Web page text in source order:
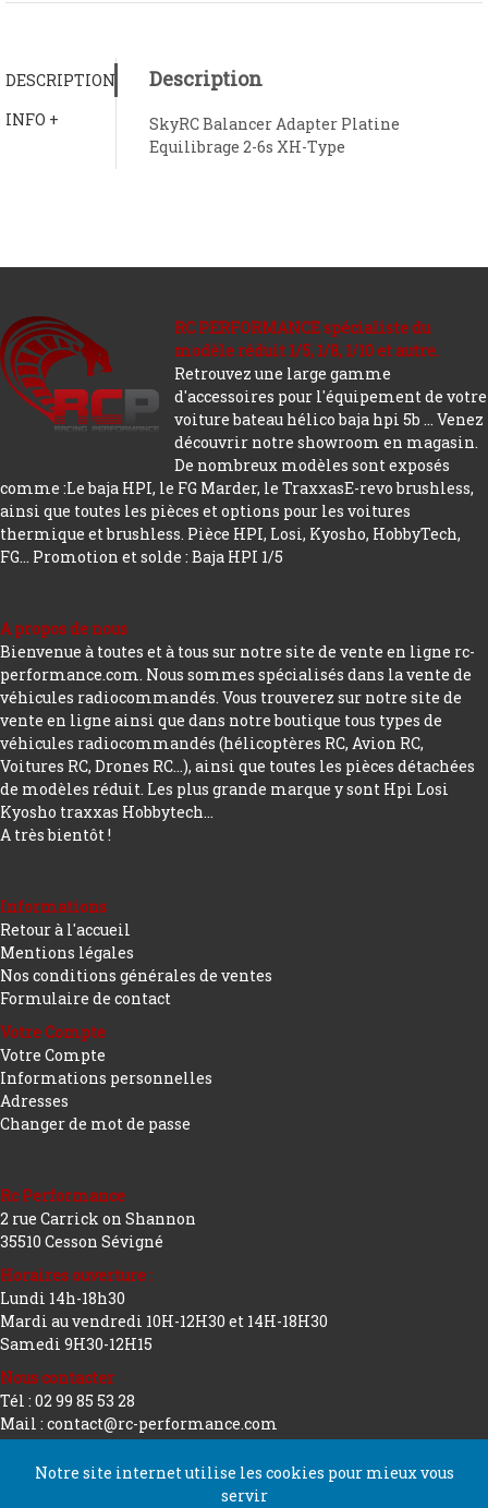
DESCRIPTION
INFO +
Description
SkyRC Balancer Adapter Platine
Equilibrage 2-6s XH-Type
RC PERFORMANCE spécialiste du
modèle réduit 1/5, 1/8, 1/10 et autre.
Retrouvez une large gamme
d'accessoires pour l'équipement de votre
voiture bateau hélico baja hpi 5b ... Venez
découvrir notre showroom en magasin.
De nombreux modèles sont exposés
comme :Le baja HPI, le FG Marder, le TraxxasE-revo brushless,
ainsi que toutes les pièces et options pour les voitures
thermique et brushless. Pièce HPI, Losi, Kyosho, HobbyTech,
FG... Promotion et solde : Baja HPI 1/5
A propos de nous
Bienvenue à toutes et à tous sur notre site de vente en ligne rc-
performance.com. Nous sommes spécialisés dans la vente de
véhicules radiocommandés. Vous trouverez sur notre site de
vente en ligne ainsi que dans notre boutique tous types de
véhicules radiocommandés (hélicoptères RC, Avion RC,
Voitures RC, Drones RC…), ainsi que toutes les pièces détachées
de modèles réduit. Les plus grande marque y sont Hpi Losi
Kyosho traxxas Hobbytech...
A très bientôt !
Informations
Retour à l'accueil
Mentions légales
Nos conditions générales de ventes
Formulaire de contact
Votre Compte
Votre Compte
Informations personnelles
Adresses
Changer de mot de passe
Rc Performance
2 rue Carrick on Shannon
35510 Cesson Sévigné
Horaires ouverture :
Lundi 14h-18h30
Mardi au vendredi 10H-12H30 et 14H-18H30
Samedi 9H30-12H15
Nous contacter
Tél : 02 99 85 53 28
Mail : contact@rc-performance.com
Notre site internet utilise les cookies pour mieux vous
servir